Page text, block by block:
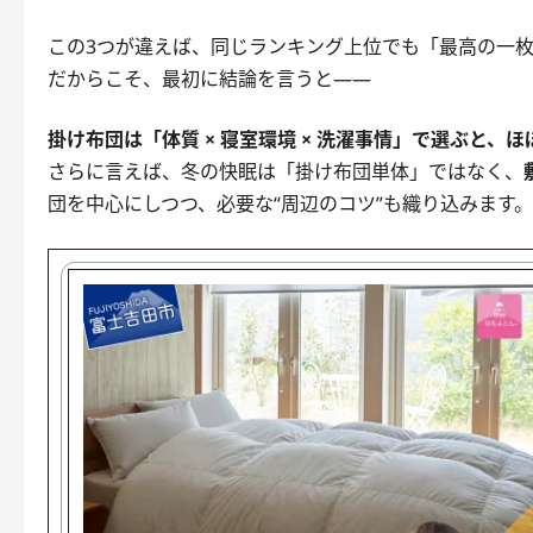
この3つが違えば、同じランキング上位でも「最高の一
だからこそ、最初に結論を言うと——
掛け布団は「体質 × 寝室環境 × 洗濯事情」で選ぶと、ほ
さらに言えば、冬の快眠は「掛け布団単体」ではなく、
団を中心にしつつ、必要な“周辺のコツ”も織り込みます。